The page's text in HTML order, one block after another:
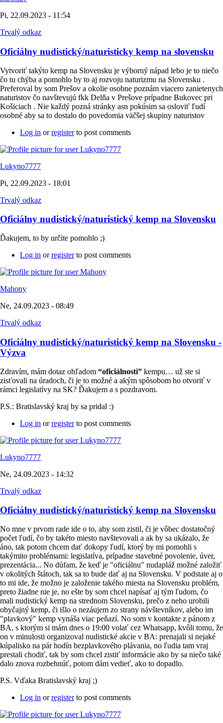
Pi, 22.09.2023 - 11:54
Trvalý odkaz
Oficiálny nudistický/naturisticky kemp na slovensku
Vytvoriť takýto kemp na Slovensku je výborný nápad lebo je to niečo
čo tu chýba a pomohlo by to aj rozvoju naturizmu na Slovensku .
Preferoval by som Prešov a okolie osobne poznám viacero zanietenych
naturistov čo navštevujú fkk Delňa v Prešove prípadne Bukovec pri
Košiciach . Nie každý pozná stránky asn pokúsim sa osloviť ľudí
osobné aby sa to dostalo do povedomia väčšej skupiny naturistov
Log in orregisterto post comments
Lukyno7777
Pi, 22.09.2023 - 18:01
Trvalý odkaz
Oficiálny nudistický/naturistický kemp na Slovensku
Ďakujem, to by určite pomohlo ;)
Log in orregisterto post comments
Mahony
Ne, 24.09.2023 - 08:49
Trvalý odkaz
Oficiálny nudistický/naturistický kemp na Slovensku -
Výzva
Zdravím, mám dotaz ohľadom “oficiálnosti” kempu… už ste si
zisťovali na úradoch, či je to možné a akým spôsobom ho otvoriť v
rámci legislatívy na SK? Ďakujem a s pozdravom.
P.S.: Bratislavský kraj by sa pridal :)
Log in orregisterto post comments
Lukyno7777
Ne, 24.09.2023 - 14:32
Trvalý odkaz
Oficiálny nudistický/naturistický kemp na Slovensku
No mne v prvom rade ide o to, aby som zistil, či je vôbec dostatočný
počet ľudí, čo by takéto miesto navštevovali a ak by sa ukázalo, že
áno, tak potom chcem dať dokopy ľudí, ktorý by mi pomohli s
takýmito problémami: legislatíva, prípadne stavebné povolenie, úver,
prezentácia... No dúfam, že keď je "oficiálnu" nudapláž možné založiť
v okolitých štátoch, tak sa to bude dať aj na Slovensku. V podstate aj o
to mi ide, že možno je založenie takého miesta na Slovensku problém,
preto žiadne nie je, no ešte by som chcel napísať aj tým ľudom, čo
mali nudistický kemp na strednom Slovensku, prečo z neho urobili
obyčajný kemp, či išlo o nezáujem zo strany návštevníkov, alebo im
"plavkový" kemp vynáša viac peňazí. No som v kontakte z pánom z
BA, s ktorým si mám dnes o 19:00 volať cez Whatsapp, kvôli tomu, že
on v minulosti organizoval nudistické akcie v BA: prenajali si nejaké
kúpalisko na pár hodín bezplavkového plávania, no ľudia tam vraj
prestali chodiť, tak by som chcel zistiť informácie ako by sa niečo také
dalo znova rozbehnúť, potom dám vedieť, ako to dopadlo.
P.S. Vďaka Bratislavský kraj ;)
Log in orregisterto post comments